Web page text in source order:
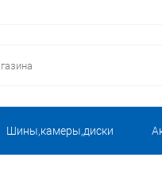
Шины,камеры,диски